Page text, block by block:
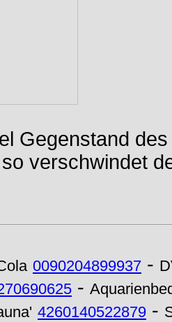
Gegenstand
verschwindet
0090204899937 -
-
4260140522879 -